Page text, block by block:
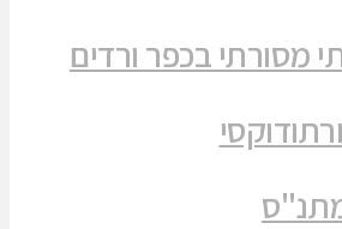
מסורתי בכפר ורדים